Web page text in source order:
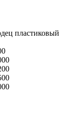
пластиковый